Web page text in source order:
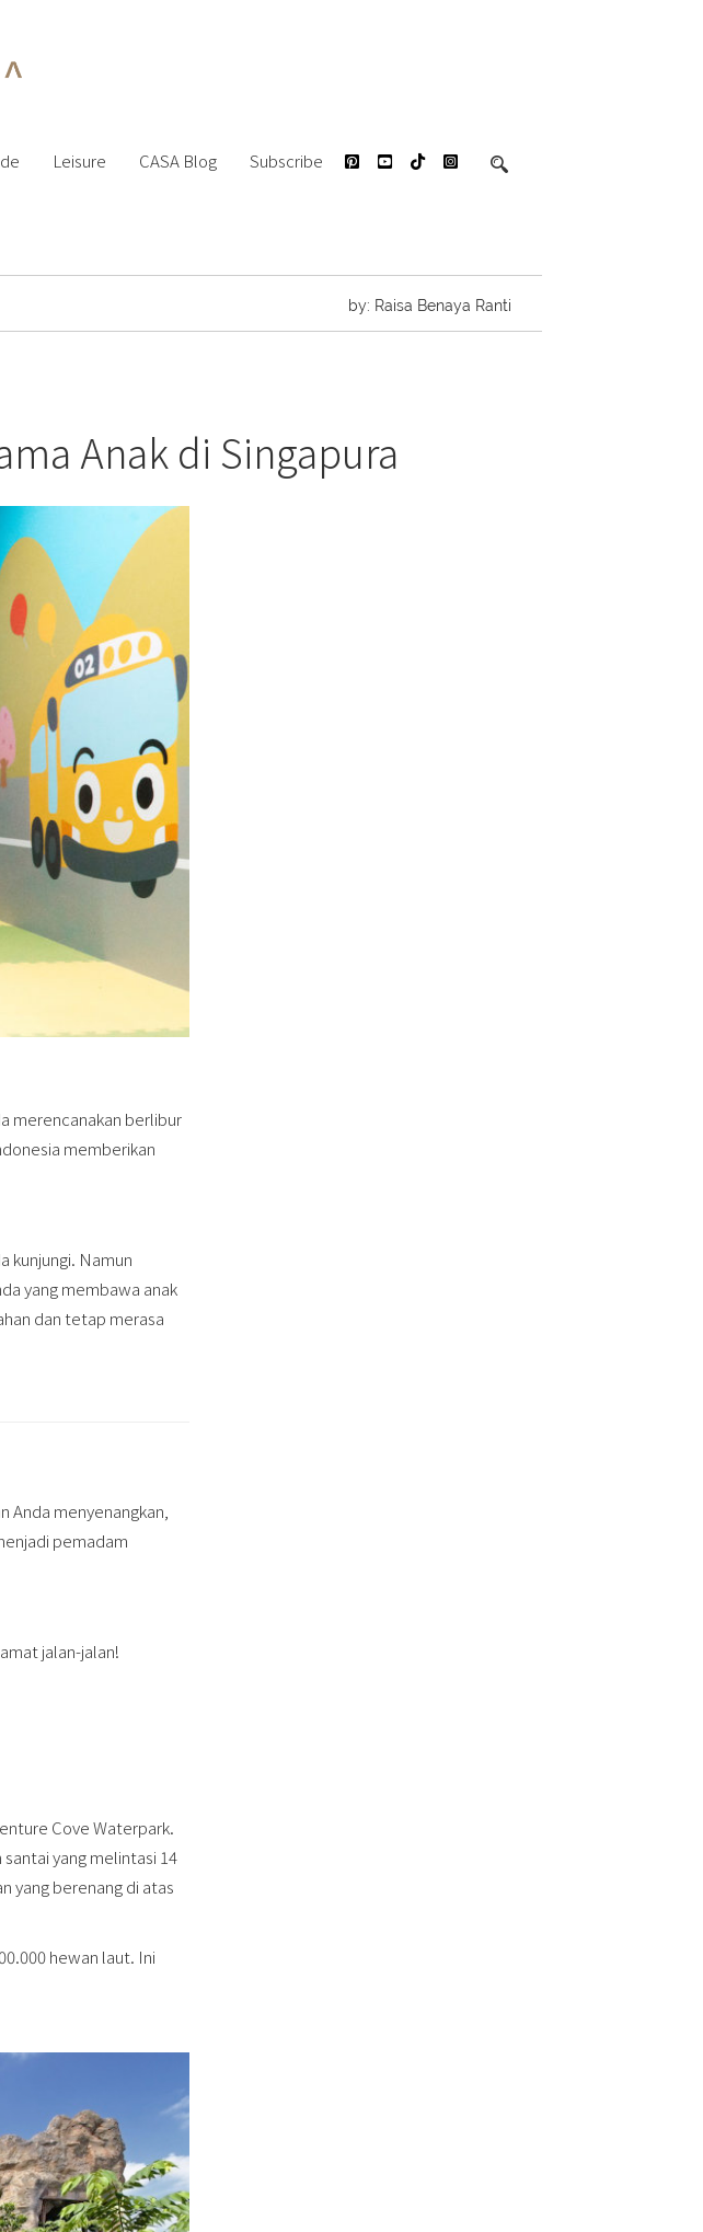
Leisure CASA Blog Subscribe
by: Raisa Benaya Ranti
Anak di Singapura
merencanakan berlibur
memberikan
kunjungi. Namun
yang membawa anak
dan tetap merasa
Anda menyenangkan,
pemadam
jalan-jalan!
Cove Waterpark.
yang melintasi 14
yang berenang di atas
hewan laut. Ini